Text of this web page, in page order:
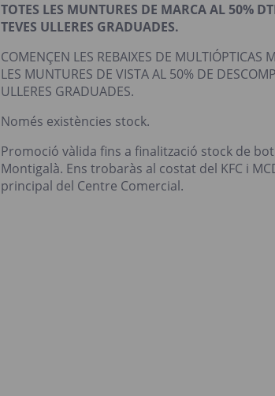
TOTES LES MUNTURES DE MARCA AL 50%
TEVES ULLERES GRADUADES.
COMENÇEN LES REBAIXES DE MULTIÓPTICAS
LES MUNTURES DE VISTA AL 50% DE
ULLERES GRADUADES.
Només existències stock.
Promoció vàlida fins a finalització stock de
Montigalà. Ens trobaràs al costat del KFC i
principal del Centre Comercial.